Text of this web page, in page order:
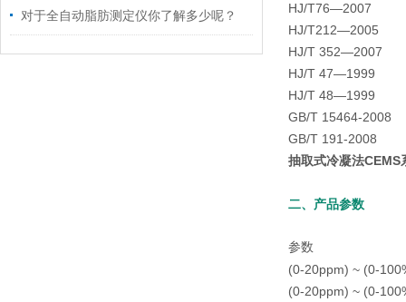
对于全自动脂肪测定仪你了解多少呢？
HJ/T76—2007 固
HJ/T212—2005 污
HJ/T 352—2007 环
HJ/T 47—1999
HJ/T 48—1999
GB/T 15464-2008
GB/T 191-2008
抽取式冷凝法CEMS
二、产品参数
参数
(0-20ppm) ~ (0-
(0-20ppm) ~ (0-